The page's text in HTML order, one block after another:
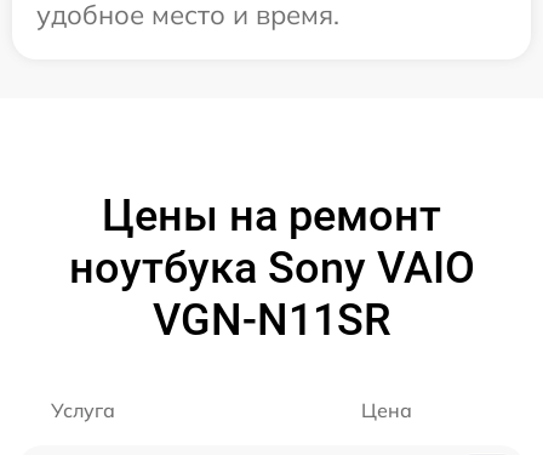
удобное место и время.
Цены на ремонт
ноутбука Sony VAIO
VGN-N11SR
Услуга Цена